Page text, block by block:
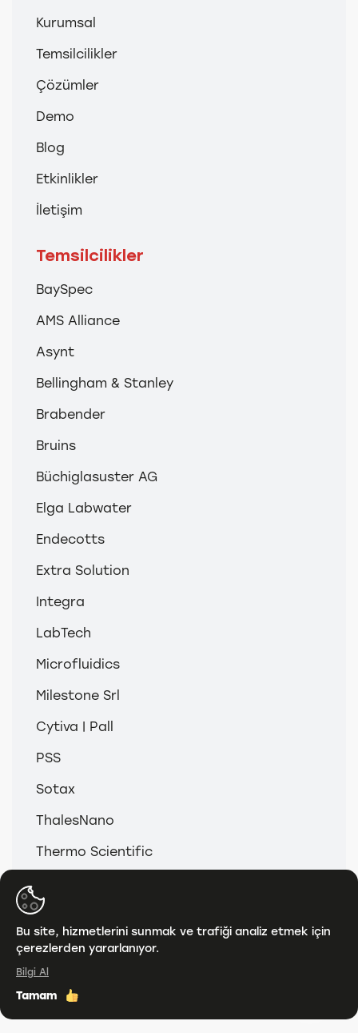
Kurumsal
Temsilcilikler
Çözümler
Demo
Blog
Etkinlikler
İletişim
Temsilcilikler
BaySpec
AMS Alliance
Asynt
Bellingham & Stanley
Brabender
Bruins
Büchiglasuster AG
Elga Labwater
Endecotts
Extra Solution
Integra
LabTech
Microfluidics
Milestone Srl
Cytiva | Pall
PSS
Sotax
ThalesNano
Thermo Scientific
Bu site, hizmetlerini sunmak ve trafiği analiz etmek için
çerezlerden yararlanıyor.
Bilgi Al
Tamam